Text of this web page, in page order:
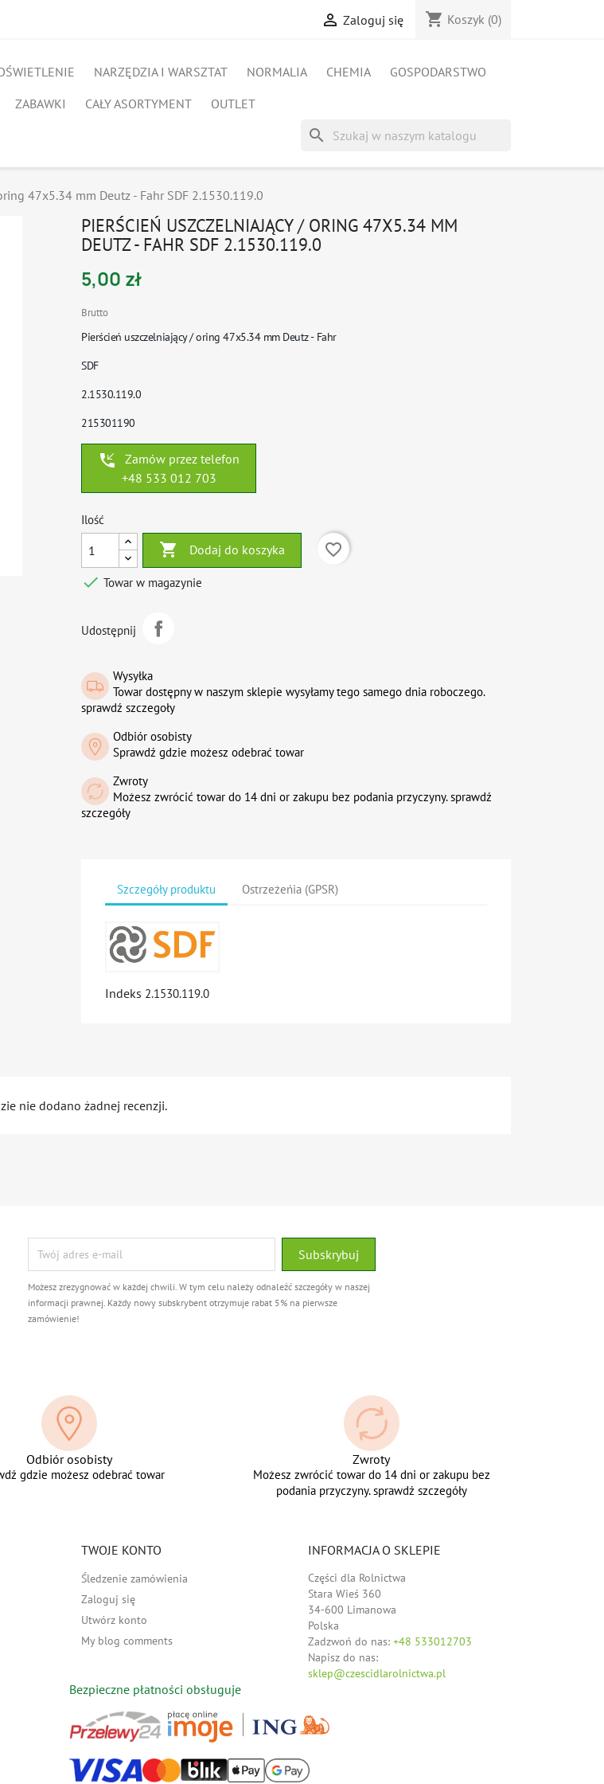
 Zaloguj się shopping_cart Koszyk (0)
NARZĘDZIA I WARSZTAT NORMALIA CHEMIA
GOSPODARSTWO
ZABAWKI CAŁY ASORTYMENT OUTLET
search
47x5.34 mm Deutz - Fahr SDF 2.1530.119.0
PIERŚCIEŃ USZCZELNIAJĄCY / ORING 47X5.34 MM
DEUTZ - FAHR SDF 2.1530.119.0
5,00 zł
Brutto
Pierścień uszczelniający / oring 47x5.34 mm Deutz - Fahr
SDF
2.1530.119.0
215301190
phone_callback
Zamów przez telefon
+48 533 012 703
Ilość
 Dodaj do koszyka
favorite_border
 Towar w magazynie
Udostępnij
Wysyłka
Towar dostępny w naszym sklepie wysyłamy tego samego dnia roboczego.
sprawdź szczegoły
Odbiór osobisty
Sprawdź gdzie możesz odebrać towar
Zwroty
Możesz zwrócić towar do 14 dni or zakupu bez podania przyczyny. sprawdź
szczegóły
Szczegóły produktu Ostrzeżeńia (GPSR)
Indeks 2.1530.119.0
nie dodano żadnej recenzji.
Możesz zrezygnować w każdej chwili. W tym celu należy odnaleźć szczegóły w naszej
informacji prawnej. Każdy nowy subskrybent otrzymuje rabat 5% na pierwsze
zamówienie!
Odbiór osobisty
gdzie możesz odebrać towar
Zwroty
Możesz zwrócić towar do 14 dni or zakupu bez
podania przyczyny. sprawdź szczegóły
TWOJE KONTO
Śledzenie zamówienia
Zaloguj się
Utwórz konto
My blog comments
INFORMACJA O SKLEPIE
Części dla Rolnictwa
Stara Wieś 360
34-600 Limanowa
Polska
Zadzwoń do nas: +48 533012703
Napisz do nas:
sklep@czescidlarolnictwa.pl
Bezpieczne płatności obsługuje